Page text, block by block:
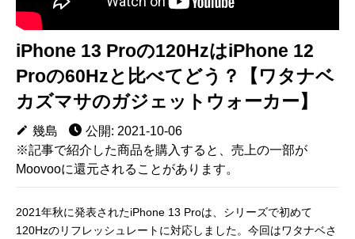
iPhone 13 Proの120HzはiPhone 12
Proの60Hzと比べてどう？【ワタナベ
カズマサのガジェットウォーカー】
幾島
公開: 2021-10-06
※記事で紹介した商品を購入すると、売上の一部が
Moovooに還元されることがあります。
2021年秋に発表されたiPhone 13 Proは、シリーズで初めて
120Hzのリフレッシュレートに対応しました。今回はワタナベさ